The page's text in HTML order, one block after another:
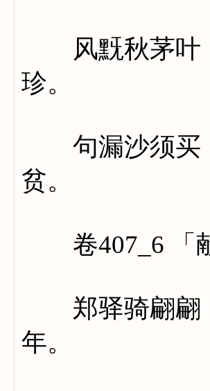
风黖秋茅叶，
珍。
句漏沙须买，
贫。
卷407_6 「
郑驿骑翩翩，
年。